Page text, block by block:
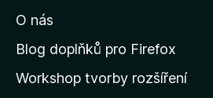
t
n
d
O nás
Blog doplňků pro Firefox
Workshop tvorby rozšíření